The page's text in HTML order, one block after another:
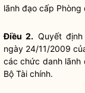
lãnh đạo cấp Phòng
Điều 2. Quyết
ngày 24/11/2009
các chức danh lãnh
Bộ Tài chính.